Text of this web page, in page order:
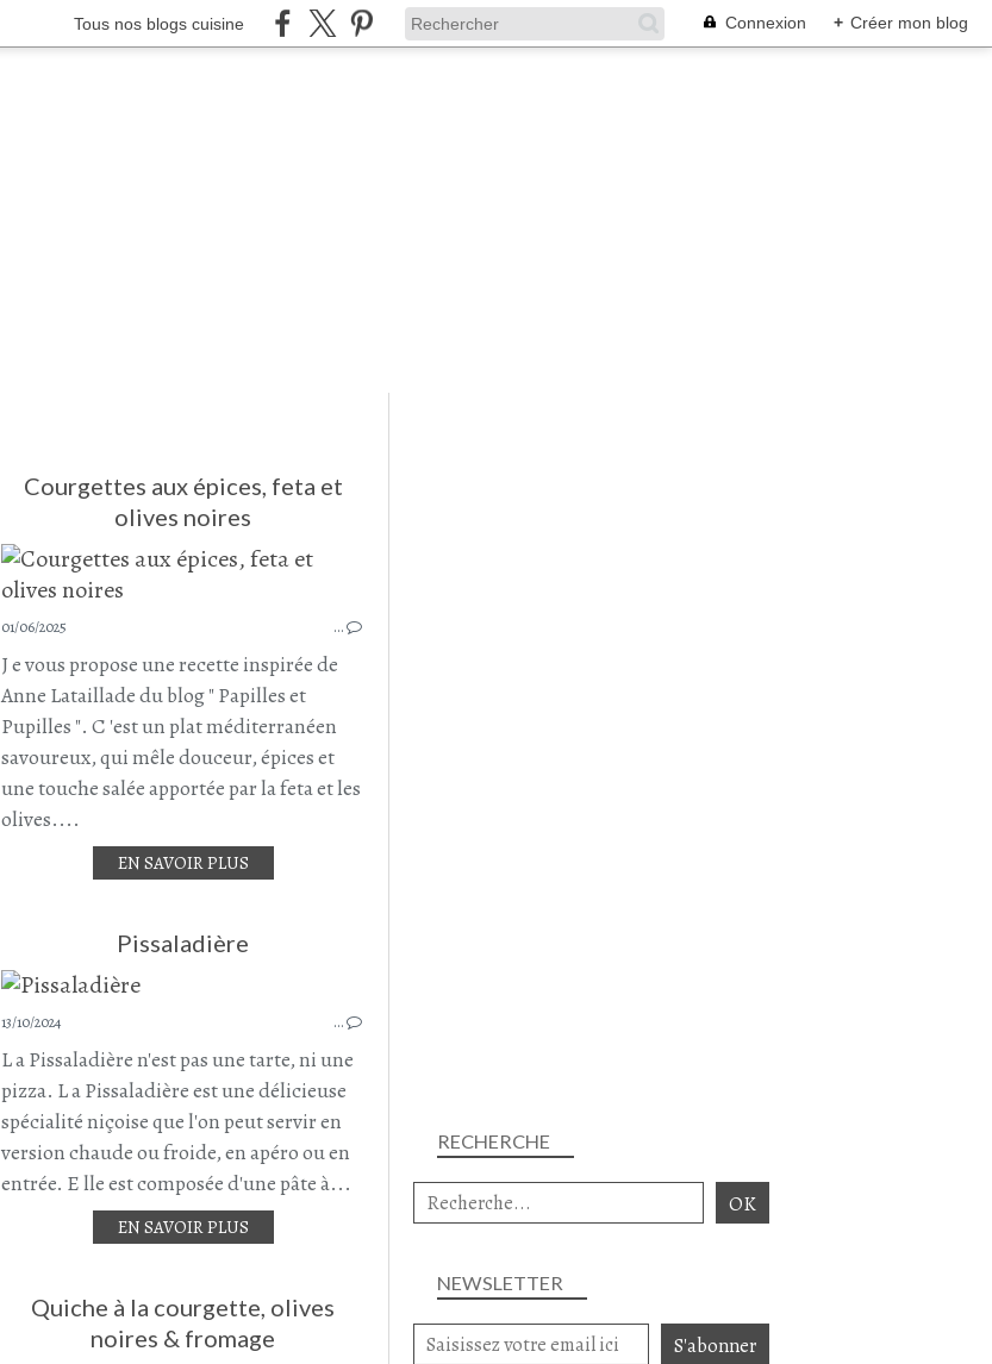
Tous nos blogs cuisine Connexion + Créer mon blog
PÂTES COMPLÈTES
PLAT COMPLET
ROQUETTE
TOMATES CERISES
OLIVES NOIRES
SAUCISSE CHORIZO
Courgettes aux épices, feta et
olives noires
01/06/2025 …
J e vous propose une recette inspirée de
Anne Lataillade du blog " Papilles et
Pupilles ". C 'est un plat méditerranéen
savoureux, qui mêle douceur, épices et
une touche salée apportée par la feta et les
olives....
EN SAVOIR PLUS
Pissaladière
13/10/2024 …
L a Pissaladière n'est pas une tarte, ni une
pizza. L a Pissaladière est une délicieuse
spécialité niçoise que l'on peut servir en
version chaude ou froide, en apéro ou en
entrée. E lle est composée d'une pâte à...
EN SAVOIR PLUS
SALADE
POMMES DE TERRE
RECETTE GRECQUE
CÂPRE
FETA
OLIVES NOIRES
FÉCULENTS
AOÛT 2024
Quiche à la courgette, olives
noires & fromage
NEWSLETTER
RECHERCHE